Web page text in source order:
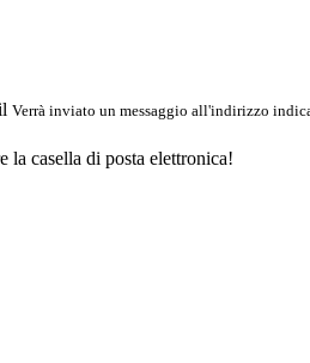
Verrà inviato un messaggio all'indirizzo
la casella di posta elettronica!